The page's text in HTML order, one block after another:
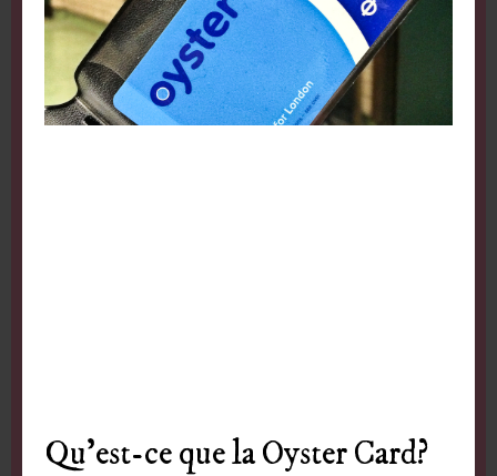
Qu’est-ce que la Oyster Card?